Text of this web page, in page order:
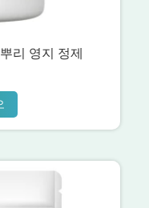
리 영지 정제